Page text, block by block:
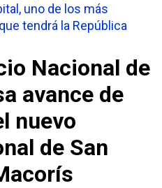
uno de los más
tendrá la República
Nacional de
avance de
nuevo
de San